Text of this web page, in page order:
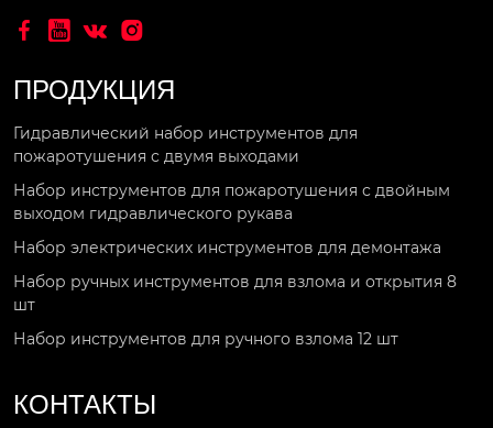
   
ПРОДУКЦИЯ
Гидравлический набор инструментов для
пожаротушения с двумя выходами
Набор инструментов для пожаротушения с двойным
выходом гидравлического рукава
Набор электрических инструментов для демонтажа
Набор ручных инструментов для взлома и открытия 8
шт
Набор инструментов для ручного взлома 12 шт
КОНТАКТЫ